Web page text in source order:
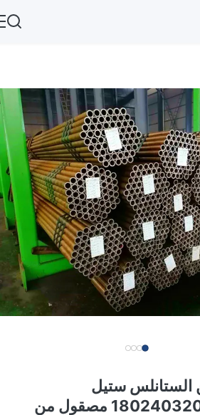
ستيل
180240320400600Grit مصقول من